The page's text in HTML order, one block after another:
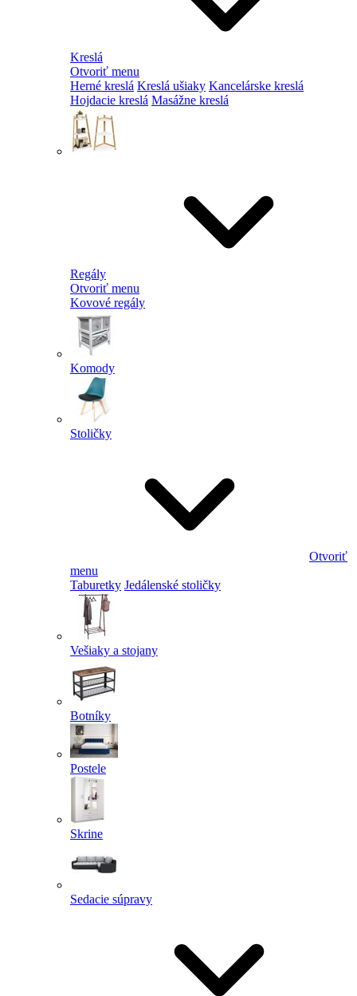
Kreslá
Otvoriť menu
Herné kreslá Kreslá ušiaky Kancelárske kreslá
Hojdacie kreslá Masážne kreslá
Regály
Otvoriť menu
Kovové regály
Komody
Stoličky
Otvoriť
menu
Taburetky Jedálenské stoličky
Vešiaky a stojany
Botníky
Postele
Skrine
Sedacie súpravy